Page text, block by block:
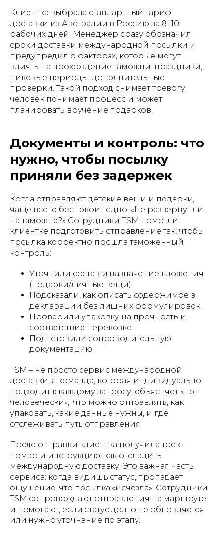
Клиентка выбрала стандартный тариф
доставки из Австралии в Россию за 8–10
рабочих дней. Менеджер сразу обозначил
сроки доставки международной посылки и
предупредил о факторах, которые могут
влиять на прохождение таможни: праздники,
пиковые периоды, дополнительные
проверки. Такой подход снимает тревогу:
человек понимает процесс и может
планировать вручение подарков.
Документы и контроль: что
нужно, чтобы посылку
приняли без задержек
Когда отправляют детские вещи и подарки,
чаще всего беспокоит одно: «Не развернут ли
на таможне?» Сотрудники TSM помогли
клиентке подготовить отправление так, чтобы
посылка корректно прошла таможенный
контроль:
Уточнили состав и назначение вложения
(подарки/личные вещи).
Подсказали, как описать содержимое в
декларации без лишних формулировок.
Проверили упаковку на прочность и
соответствие перевозке.
Подготовили сопроводительную
документацию.
TSM – не просто сервис международной
доставки, а команда, которая индивидуально
подходит к каждому запросу, объясняет «по-
человечески»,: что можно отправлять, как
упаковать, какие данные нужны, и где
отслеживать путь отправления.
После отправки клиентка получила трек-
номер и инструкцию, как отследить
международную доставку. Это важная часть
сервиса: когда видишь статус, пропадает
ощущение, что посылка «исчезла». Сотрудники
TSM сопровождают отправления на маршруте
и помогают, если статус долго не обновляется
или нужно уточнение по этапу.